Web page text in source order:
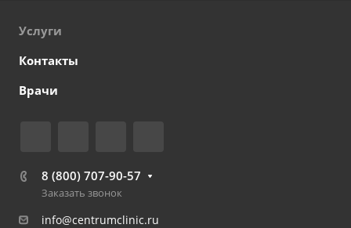
Услуги
Контакты
Врачи
8 (800) 707-90-57
Заказать звонок
info@centrumclinic.ru